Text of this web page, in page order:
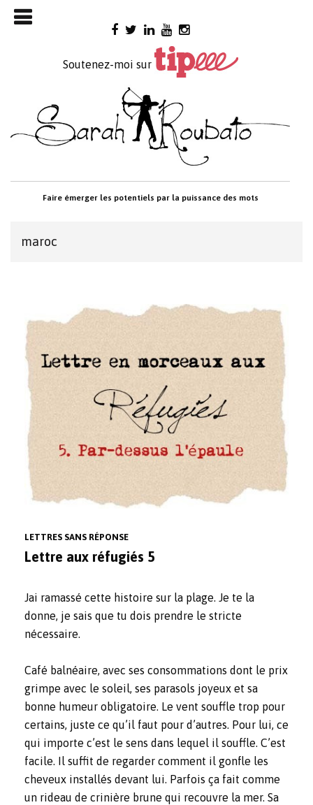
Skip
to
Soutenez-moi sur
Faire émerger les potentiels par la puissance des mots

maroc
LETTRES SANS RÉPONSE
Lettre aux réfugiés 5
Jai ramassé cette histoire sur la plage. Je te la
donne, je sais que tu dois prendre le stricte
nécessaire.
Café balnéaire, avec ses consommations dont le prix
grimpe avec le soleil, ses parasols joyeux et sa
bonne humeur obligatoire. Le vent souffle trop pour
certains, juste ce qu’il faut pour d’autres. Pour lui, ce
qui importe c’est le sens dans lequel il souffle. C’est
facile. Il suffit de regarder comment il gonfle les
cheveux installés devant lui. Parfois ça fait comme
un rideau de crinière brune qui recouvre la mer. Sa